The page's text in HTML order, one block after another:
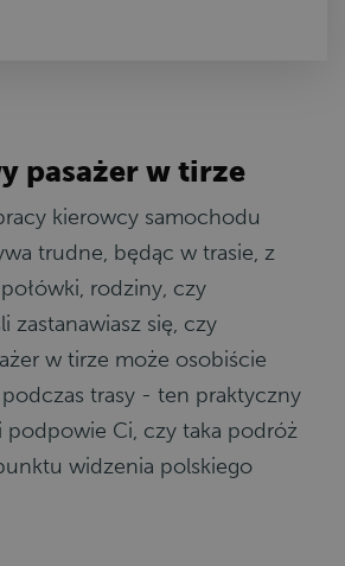
pasażer w tirze
kierowcy samochodu
trudne, będąc w trasie, z
rodziny, czy
zastanawiasz się, czy
w tirze może osobiście
trasy - ten praktyczny
Ci, czy taka podróż
widzenia polskiego